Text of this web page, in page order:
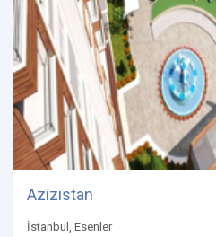
Azizistan
İstanbul, Esenler